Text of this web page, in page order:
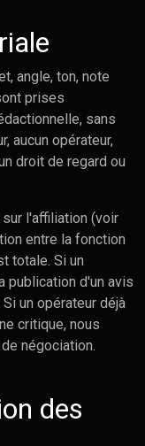
angle, ton, note
prises
sans
aucun opérateur,
droit de regard ou
l'affiliation (voir
entre la fonction
totale. Si un
publication d'un avis
un opérateur déjà
critique, nous
négociation.
des